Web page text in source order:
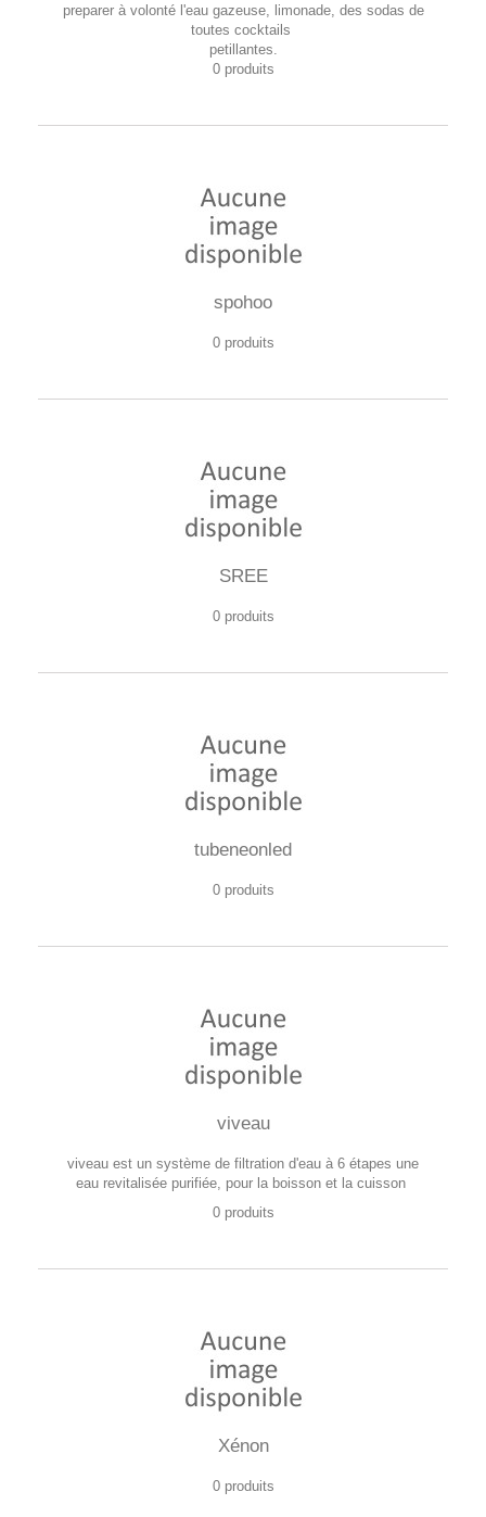
preparer à volonté l'eau gazeuse, limonade, des sodas de
toutes cocktails
petillantes.
0 produits
spohoo
0 produits
SREE
0 produits
tubeneonled
0 produits
viveau
viveau est un système de filtration d'eau à 6 étapes une
eau revitalisée purifiée, pour la boisson et la cuisson
0 produits
Xénon
0 produits